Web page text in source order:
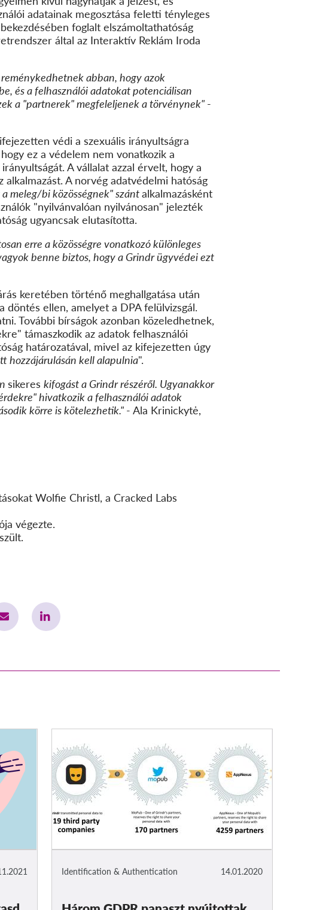
adatainak megosztása feletti tényleges
foglalt elszámoltathatóság
által az Interaktív Reklám Iroda
abban, hogy azok
és a felhasználói adatokat potenciálisan
a "partnerek" megfeleljenek a törvénynek" -
védi a szexuális irányultságra
ez a védelem nem vonatkozik a
A vállalat azzal érvelt, hogy a
A norvég adatvédelmi hatóság
meleg/bi közösségnek" szántalkalmazásként
"nyilvánvalóan nyilvánosan" jelezték
ugyancsak elutasította.
erre a közösségre vonatkozó különleges
benne biztos, hogy a Grindr ügyvédei ezt
keretében történő meghallgatása után
ellen, amelyet a DPA felülvizsgál.
További bírságok azonban közeledhetnek,
támaszkodik az adatok felhasználói
határozatával, mivel az kifejezetten úgy
hozzájárulásán kell alapulnia".
sikeres kifogást a Grindr részéről. Ugyanakkor
hivatkozik a felhasználói adatok
körre is kötelezhetik." - Ala Krinickytė,
Wolfie Christl, a Cracked Labs
végezte.
14.01.2020
Identification & Authentication